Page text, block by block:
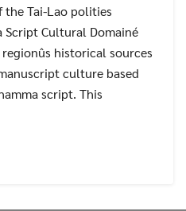
Tai-Lao polities
Script Cultural Domainé
regionûs historical sources
culture based
script. This